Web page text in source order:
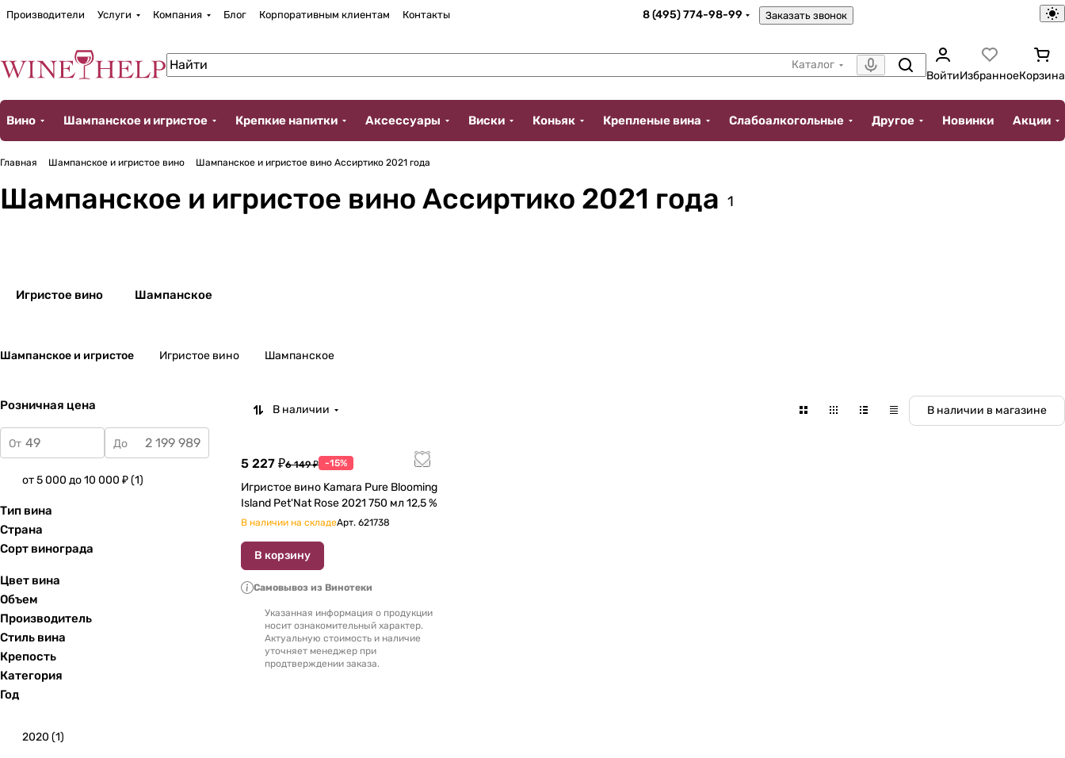
Производители Услуги Компания Блог Корпоративным клиентам Контакты 8 (495) 774-98-99 Заказать звонок
Каталог
ВойтиИзбранноеКорзина
Вино Шампанское и игристое Крепкие напитки Аксессуары Виски Коньяк Крепленые вина Слабоалкогольные Другое Новинки Акции
Главная Шампанское и игристое вино Шампанское и игристое вино Ассиртико 2021 года
Шампанское и игристое вино Ассиртико 2021 года 1
Игристое вино Шампанское
Шампанское и игристое Игристое вино Шампанское
Розничная цена
От До
от 5 000 до 10 000 ₽(1)
Тип вина
Страна
Сорт винограда
Цвет вина
Объем
Производитель
Стиль вина
Крепость
Категория
Год
2020 (1)
В наличии В наличии в магазине
5 227 ₽6 149 ₽ -15%
Игристое вино Kamara Pure Blooming
Island Pet'Nat Rose 2021 750 мл 12,5 %
В наличии на складеАрт. 621738
В корзину
Самовывоз из Винотеки
Указанная информация о продукции
носит ознакомительный характер.
Актуальную стоимость и наличие
уточняет менеджер при
продтверждении заказа.